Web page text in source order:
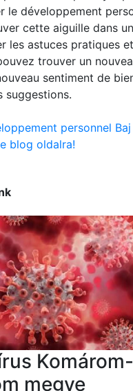
le développement
cette aiguille dans
les astuces pratiques
trouver un
sentiment de
suggestions.
personnel
blog oldalra!
Komárom-
megye